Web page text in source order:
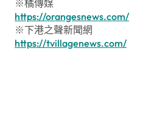
※橘傳媒
https://orangesnews.com/
※下港之聲新聞網
https://tvillagenews.com/